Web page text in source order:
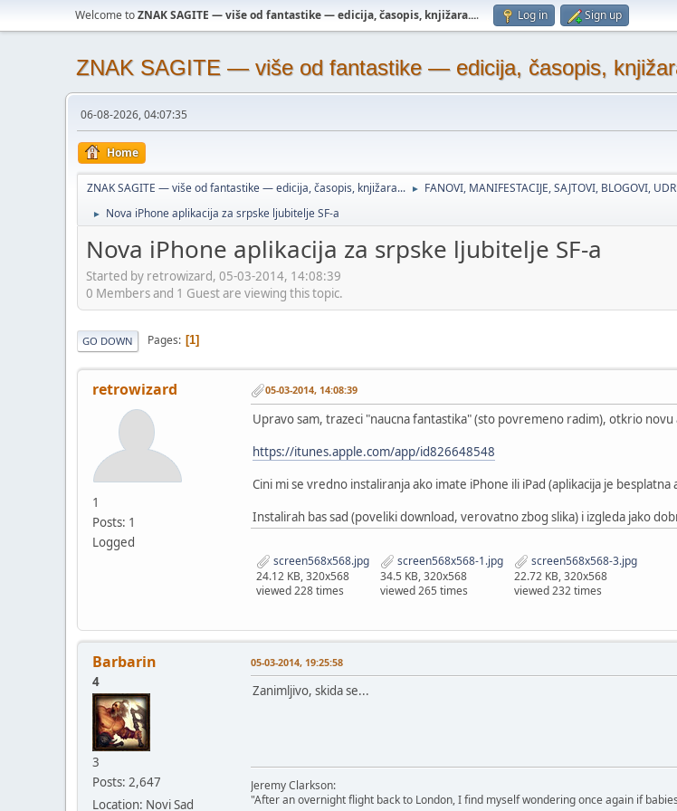
Welcome toZNAK SAGITE — više od fantastike — edicija, časopis, knjižara.... Log in Sign up
ZNAK SAGITE — više od fantastike — edicija, časopis,
06-08-2026, 04:07:35
Home
ZNAK SAGITE — više od fantastike — edicija, časopis, knjižara... ► FANOVI, MANIFESTACIJE, SAJTOVI, BLOGOVI,
► Nova iPhone aplikacija za srpske ljubitelje SF-a
Nova iPhone aplikacija za srpske ljubitelje SF-a
Started by retrowizard, 05-03-2014, 14:08:39
0 Members and 1 Guest are viewing this topic.
GO DOWN Pages 1
retrowizard
1
Posts: 1
Logged
05-03-2014, 14:08:39
Upravo sam, trazeci "naucna fantastika" (sto povremeno radim), otkrio novu
https://itunes.apple.com/app/id826648548
Cini mi se vredno instaliranja ako imate iPhone ili iPad (aplikacija je
Instalirah bas sad (poveliki download, verovatno zbog slika) i izgleda jako
screen568x568.jpg
24.12 KB, 320x568
viewed 228 times
screen568x568-1.jpg
34.5 KB, 320x568
viewed 265 times
screen568x568-3.jpg
22.72 KB, 320x568
viewed 232 times
Barbarin
4
3
Posts: 2,647
Location: Novi Sad
05-03-2014, 19:25:58
Zanimljivo, skida se...
Jeremy Clarkson:
"After an overnight flight back to London, I find myself wondering once again if